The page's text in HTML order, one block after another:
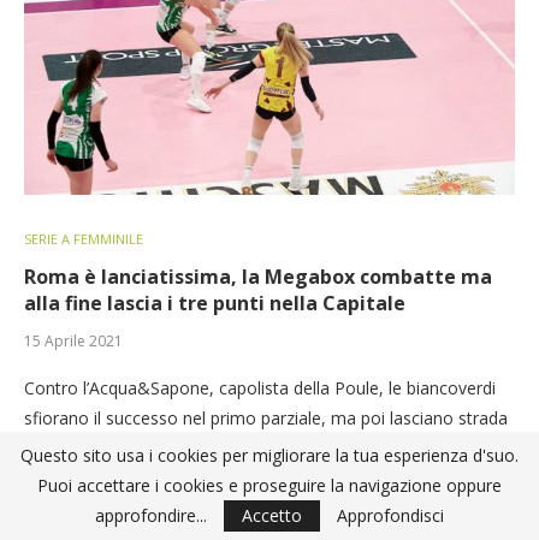
SERIE A FEMMINILE
Roma è lanciatissima, la Megabox combatte ma
alla fine lascia i tre punti nella Capitale
15 Aprile 2021
Contro l’Acqua&Sapone, capolista della Poule, le biancoverdi
sfiorano il successo nel primo parziale, ma poi lasciano strada
alle capitoline lottando comunque su ogni pallone.
Leggi tutto
Questo sito usa i cookies per migliorare la tua esperienza d'suo.
Puoi accettare i cookies e proseguire la navigazione oppure
approfondire...
Accetto Approfondisci